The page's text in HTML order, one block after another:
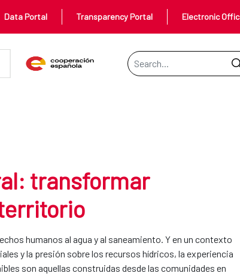
comunidades desde el
Data Portal Transparency Portal Electronic
Search Bar
transformar
humanos al agua y al saneamiento. Y en un contexto
y la presión sobre los recursos hídricos, la experiencia
son aquellas construidas desde las comunidades en